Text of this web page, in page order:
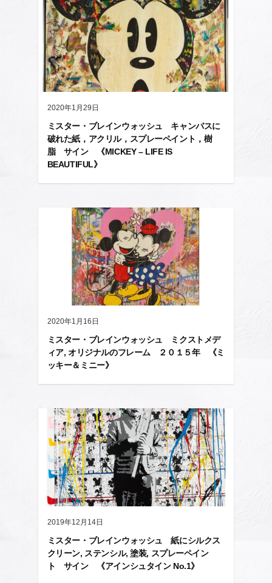
2020年1月29日
ミスター・ブレインウォッシュ キャンバスに
破れた紙，アクリル，スプレーペイント，樹
脂 サイン 《MICKEY – LIFE IS
BEAUTIFUL》
2020年1月16日
ミスター・ブレインウォッシュ ミクストメデ
ィア, オリジナルのフレーム ２０１５年 《ミ
ッキー＆ミニー》
2019年12月14日
ミスター・ブレインウォッシュ 紙にシルクス
クリーン, ステンシル, 塗装, スプレーペイン
ト サイン 《アインシュタイン No.1》